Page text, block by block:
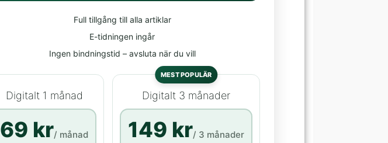
Full tillgång till alla artiklar
E-tidningen ingår
Ingen bindningstid – avsluta när du vill
Digitalt 1 månad
69 kr/ månad
MEST POPULÄR
Digitalt 3 månader
149 kr/ 3 månader